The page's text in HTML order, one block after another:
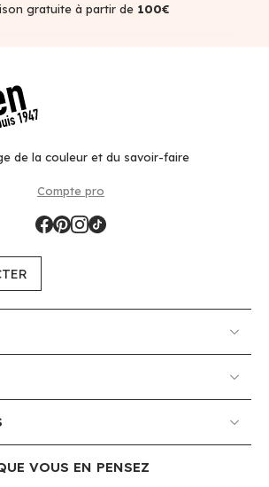
gratuite à partir de 100€
de la couleur et du savoir-faire
Compte pro
VOUS EN PENSEZ